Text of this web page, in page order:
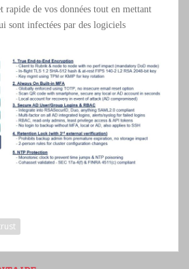
rapide de vos données tout en mettant
sont infectées par des logiciels